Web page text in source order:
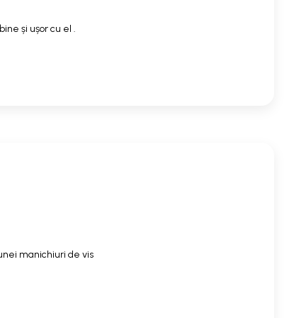
și ușor cu el .
manichiuri de vis